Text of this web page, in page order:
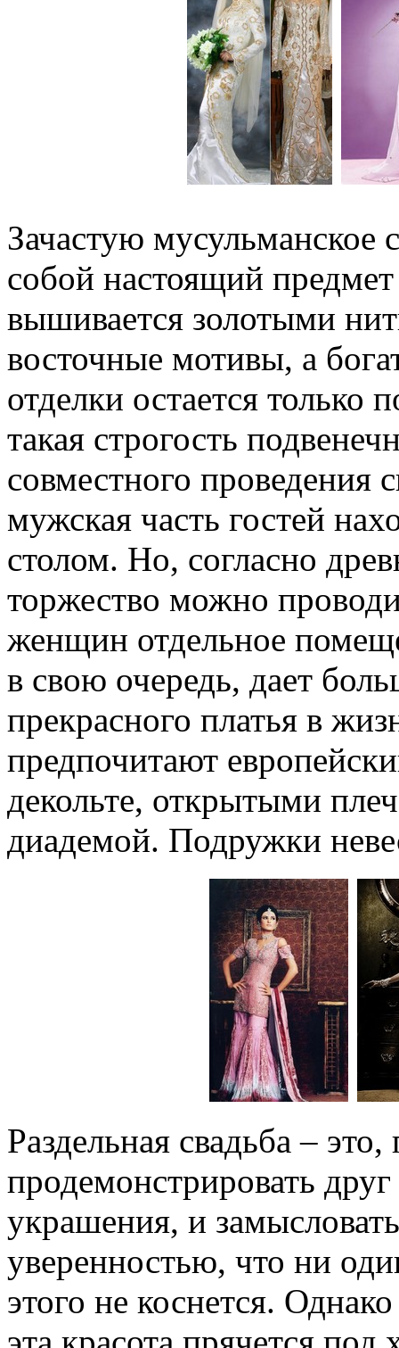
Зачастую мусульманское
собой настоящий
вышивается золотыми
восточные мотивы, а
отделки остается только
такая строгость
совместного проведения
мужская часть гостей
столом. Но, согласно
торжество можно
женщин отдельное
в свою очередь, дает
прекрасного платья в
предпочитают
декольте, открытыми
диадемой. Подружки
Раздельная свадьба –
продемонстрировать
украшения, и
уверенностью, что ни
этого не коснется.